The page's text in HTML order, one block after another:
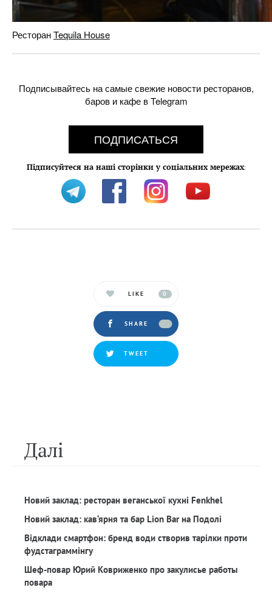
РесторанTequila House
Подписывайтесь на самые свежие новости ресторанов,
баров и кафе в Telegram
ПОДПИСАТЬСЯ
Підписуйтеся на наші сторінки у соціальних мережах:
LIKE 0
SHARE
TWEET
Далi
Новий заклад: ресторан веганської кухні Fenkhel
Новий заклад: кав‘ярня та бар Lion Bar на Подолі
Відклади смартфон: бренд води створив тарілки проти
фудстаграммінгу
Шеф-повар Юрий Ковриженко про закулисье работы
повара